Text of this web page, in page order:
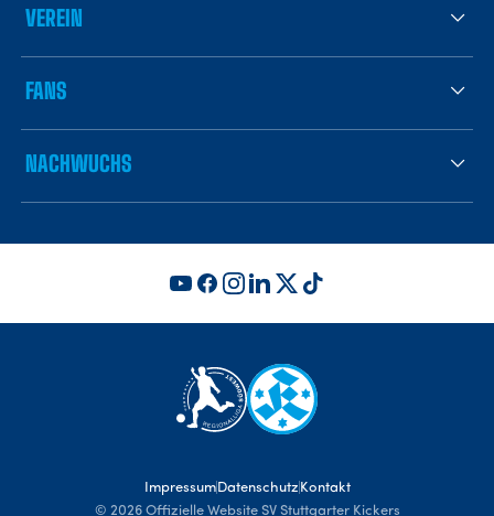
VEREIN
FANS
NACHWUCHS
Impressum Datenschutz Kontakt
© 2026 Offizielle Website SV Stuttgarter Kickers